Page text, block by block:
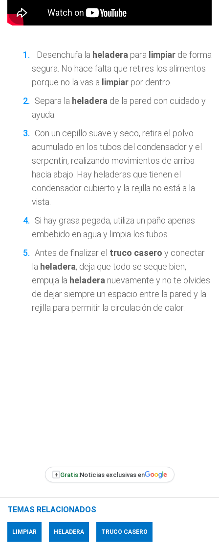
Desenchufa la heladera para limpiar de forma
segura. No hace falta que retires los alimentos
porque no la vas a limpiar por dentro.
Separa la heladera de la pared con cuidado y
ayuda.
Con un cepillo suave y seco, retira el polvo
acumulado en los tubos del condensador y el
serpentín, realizando movimientos de arriba
hacia abajo. Hay heladeras que tienen el
condensador cubierto y la rejilla no está a la
vista.
Si hay grasa pegada, utiliza un paño apenas
embebido en agua y limpia los tubos.
Antes de finalizar el truco casero y conectar
la heladera, deja que todo se seque bien,
empuja la heladera nuevamente y no te olvides
de dejar siempre un espacio entre la pared y la
rejilla para permitir la circulación de calor.
+ Gratis:Noticias exclusivas en
TEMAS RELACIONADOS
LIMPIAR HELADERA TRUCO CASERO